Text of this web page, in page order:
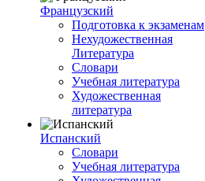
Французский
Подготовка к экзаменам
Нехудожественная
Литература
Словари
Учебная литература
Художественная
литература
Испанский
Словари
Учебная литература